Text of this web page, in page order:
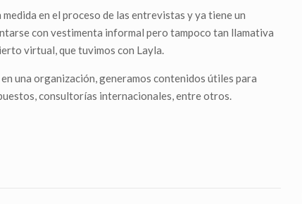
en el proceso de las entrevistas y ya tiene un
con vestimenta informal pero tampoco tan llamativa
virtual, que tuvimos con Layla.
una organización, generamos contenidos útiles para
consultorías internacionales, entre otros.